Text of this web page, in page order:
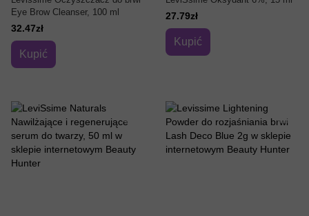
Eye Brow Cleanser, 100 ml
32.47zł
Kupić
27.79zł
Kupić